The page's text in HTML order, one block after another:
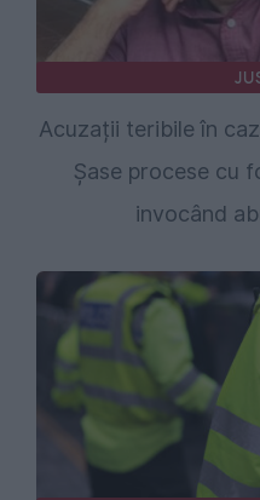
Acuzații teribile în
Șase procese cu
invocând